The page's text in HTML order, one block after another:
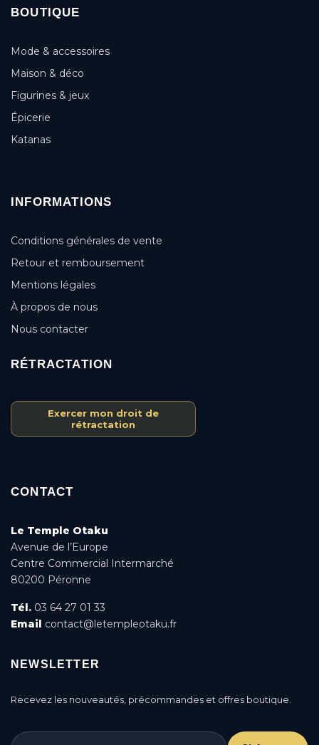
BOUTIQUE
Mode & accessoires
Maison & déco
Figurines & jeux
Épicerie
Katanas
INFORMATIONS
Conditions générales de vente
Retour et remboursement
Mentions légales
À propos de nous
Nous contacter
RÉTRACTATION
Exercer mon droit de
rétractation
CONTACT
Le Temple Otaku
Avenue de l’Europe
Centre Commercial Intermarché
80200 Péronne
Tél. 03 64 27 01 33
Email contact@letempleotaku.fr
NEWSLETTER
Recevez les nouveautés, précommandes et offres boutique.